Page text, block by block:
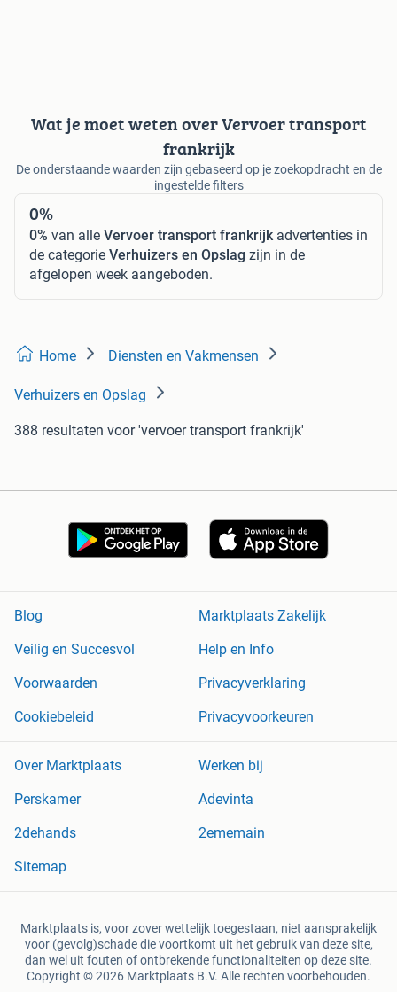
Wat je moet weten over Vervoer transport
frankrijk
De onderstaande waarden zijn gebaseerd op je zoekopdracht en de
ingestelde filters
0%
0% van alle Vervoer transport frankrijkadvertenties in
de categorie Verhuizers en Opslag zijn in de
afgelopen week aangeboden.
Home Diensten en Vakmensen
Verhuizers en Opslag
388 resultaten voor 'vervoer transport frankrijk'
Blog
Marktplaats Zakelijk
Veilig en Succesvol
Help en Info
Voorwaarden
Privacyverklaring
Cookiebeleid
Privacyvoorkeuren
Over Marktplaats
Werken bij
Perskamer
Adevinta
2dehands
2ememain
Sitemap
Marktplaats is, voor zover wettelijk toegestaan, niet aansprakelijk
voor (gevolg)schade die voortkomt uit het gebruik van deze site,
dan wel uit fouten of ontbrekende functionaliteiten op deze site.
Copyright © 2026 Marktplaats B.V. Alle rechten voorbehouden.